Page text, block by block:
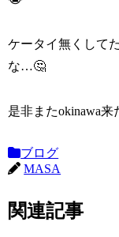
ケータイ無くして
な…🤔
是非またokinawa来
ブログ
MASA
関連記事